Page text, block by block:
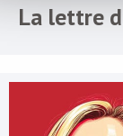
La lettre